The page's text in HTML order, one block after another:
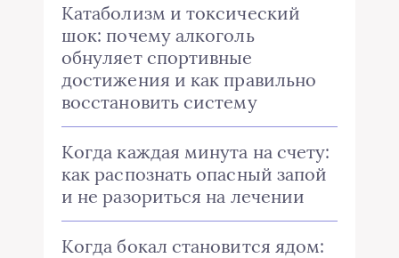
Катаболизм и токсический
шок: почему алкоголь
обнуляет спортивные
достижения и как правильно
восстановить систему
Когда каждая минута на счету:
как распознать опасный запой
и не разориться на лечении
Когда бокал становится ядом: